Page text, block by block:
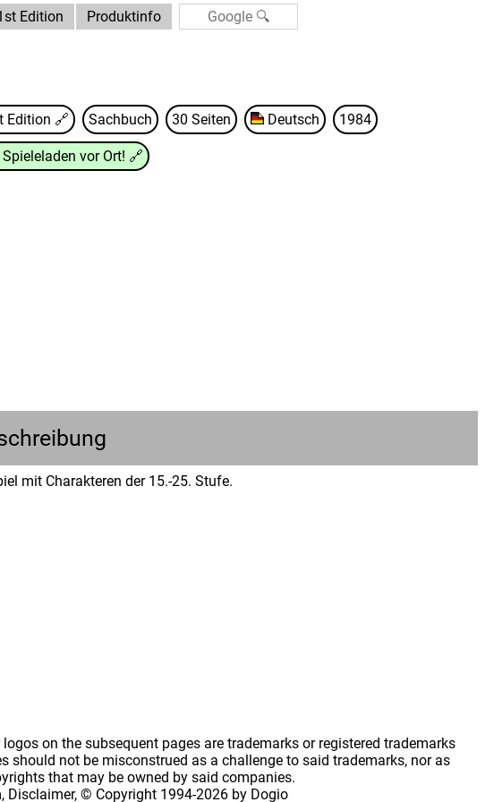
Edition Produktinfo
Edition 🔗 Sachbuch 30 Seiten Deutsch 1984
vor Ort! 🔗
mit Charakteren der 15.-25. Stufe.
on the subsequent pages are trademarks or registered trademarks
should not be misconstrued as a challenge to said trademarks, nor as
that may be owned by said companies.
Disclaimer, © Copyright 1994-2026 by Dogio